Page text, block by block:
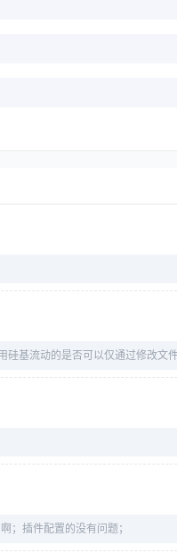
硅基流动的是否可以仅通过修改文
content 如何结局啊；插件配置的没有问题；